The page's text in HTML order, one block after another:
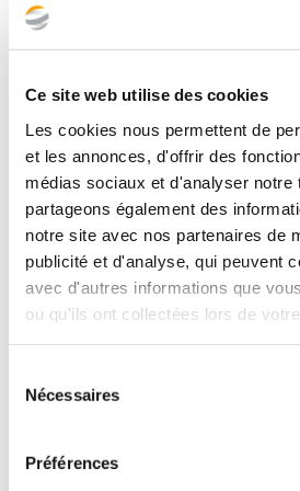
Ce site web utilise des cookies
Les cookies nous permettent de
et les annonces, d'offrir des
médias sociaux et d'analyser notre
partageons également des
notre site avec nos partenaires de
publicité et d'analyse, qui peuvent
avec d'autres informations que
ou qu'ils ont collectées lors de
Nécessaires
Préférences
Nos missions
Mission G2PRO
Etude géotechnique réalisée selon la
Description des choix constructifs
géotechniques intégrant le phasage
données par le maître d’œuvre
Hypothèses géotechniques pour
ouvrages
paramètres par ouvrage
du dallage (1t/m²) et capacités
fondations profondes d’après 3
à envisager pendant les